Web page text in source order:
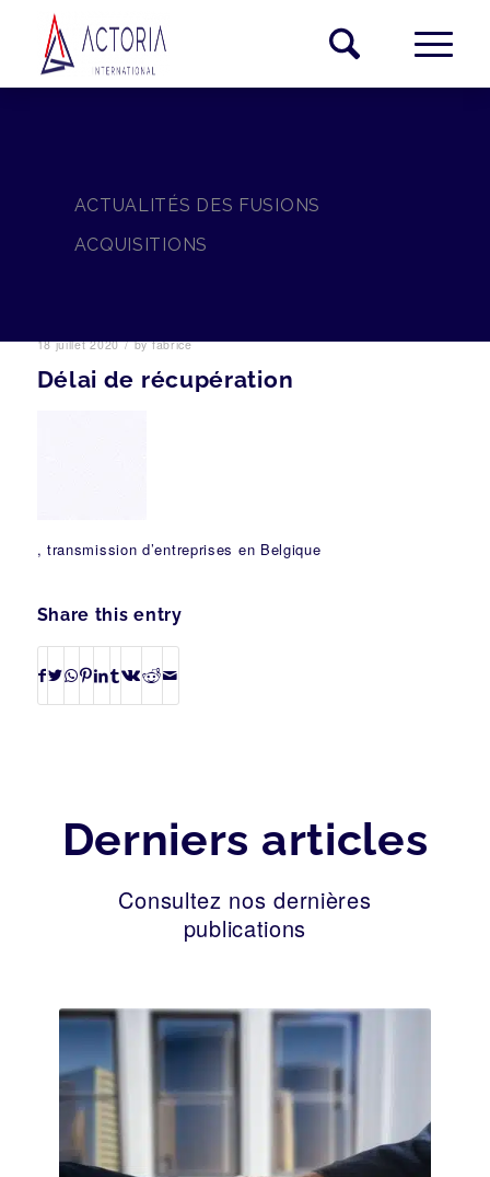
ACTUALITÉS DES FUSIONS
ACQUISITIONS
18 juillet 2020 / byfabrice
Délai de récupération
, transmission d’entreprises en Belgique
Share this entry
Derniers articles
Consultez nos dernières
publications